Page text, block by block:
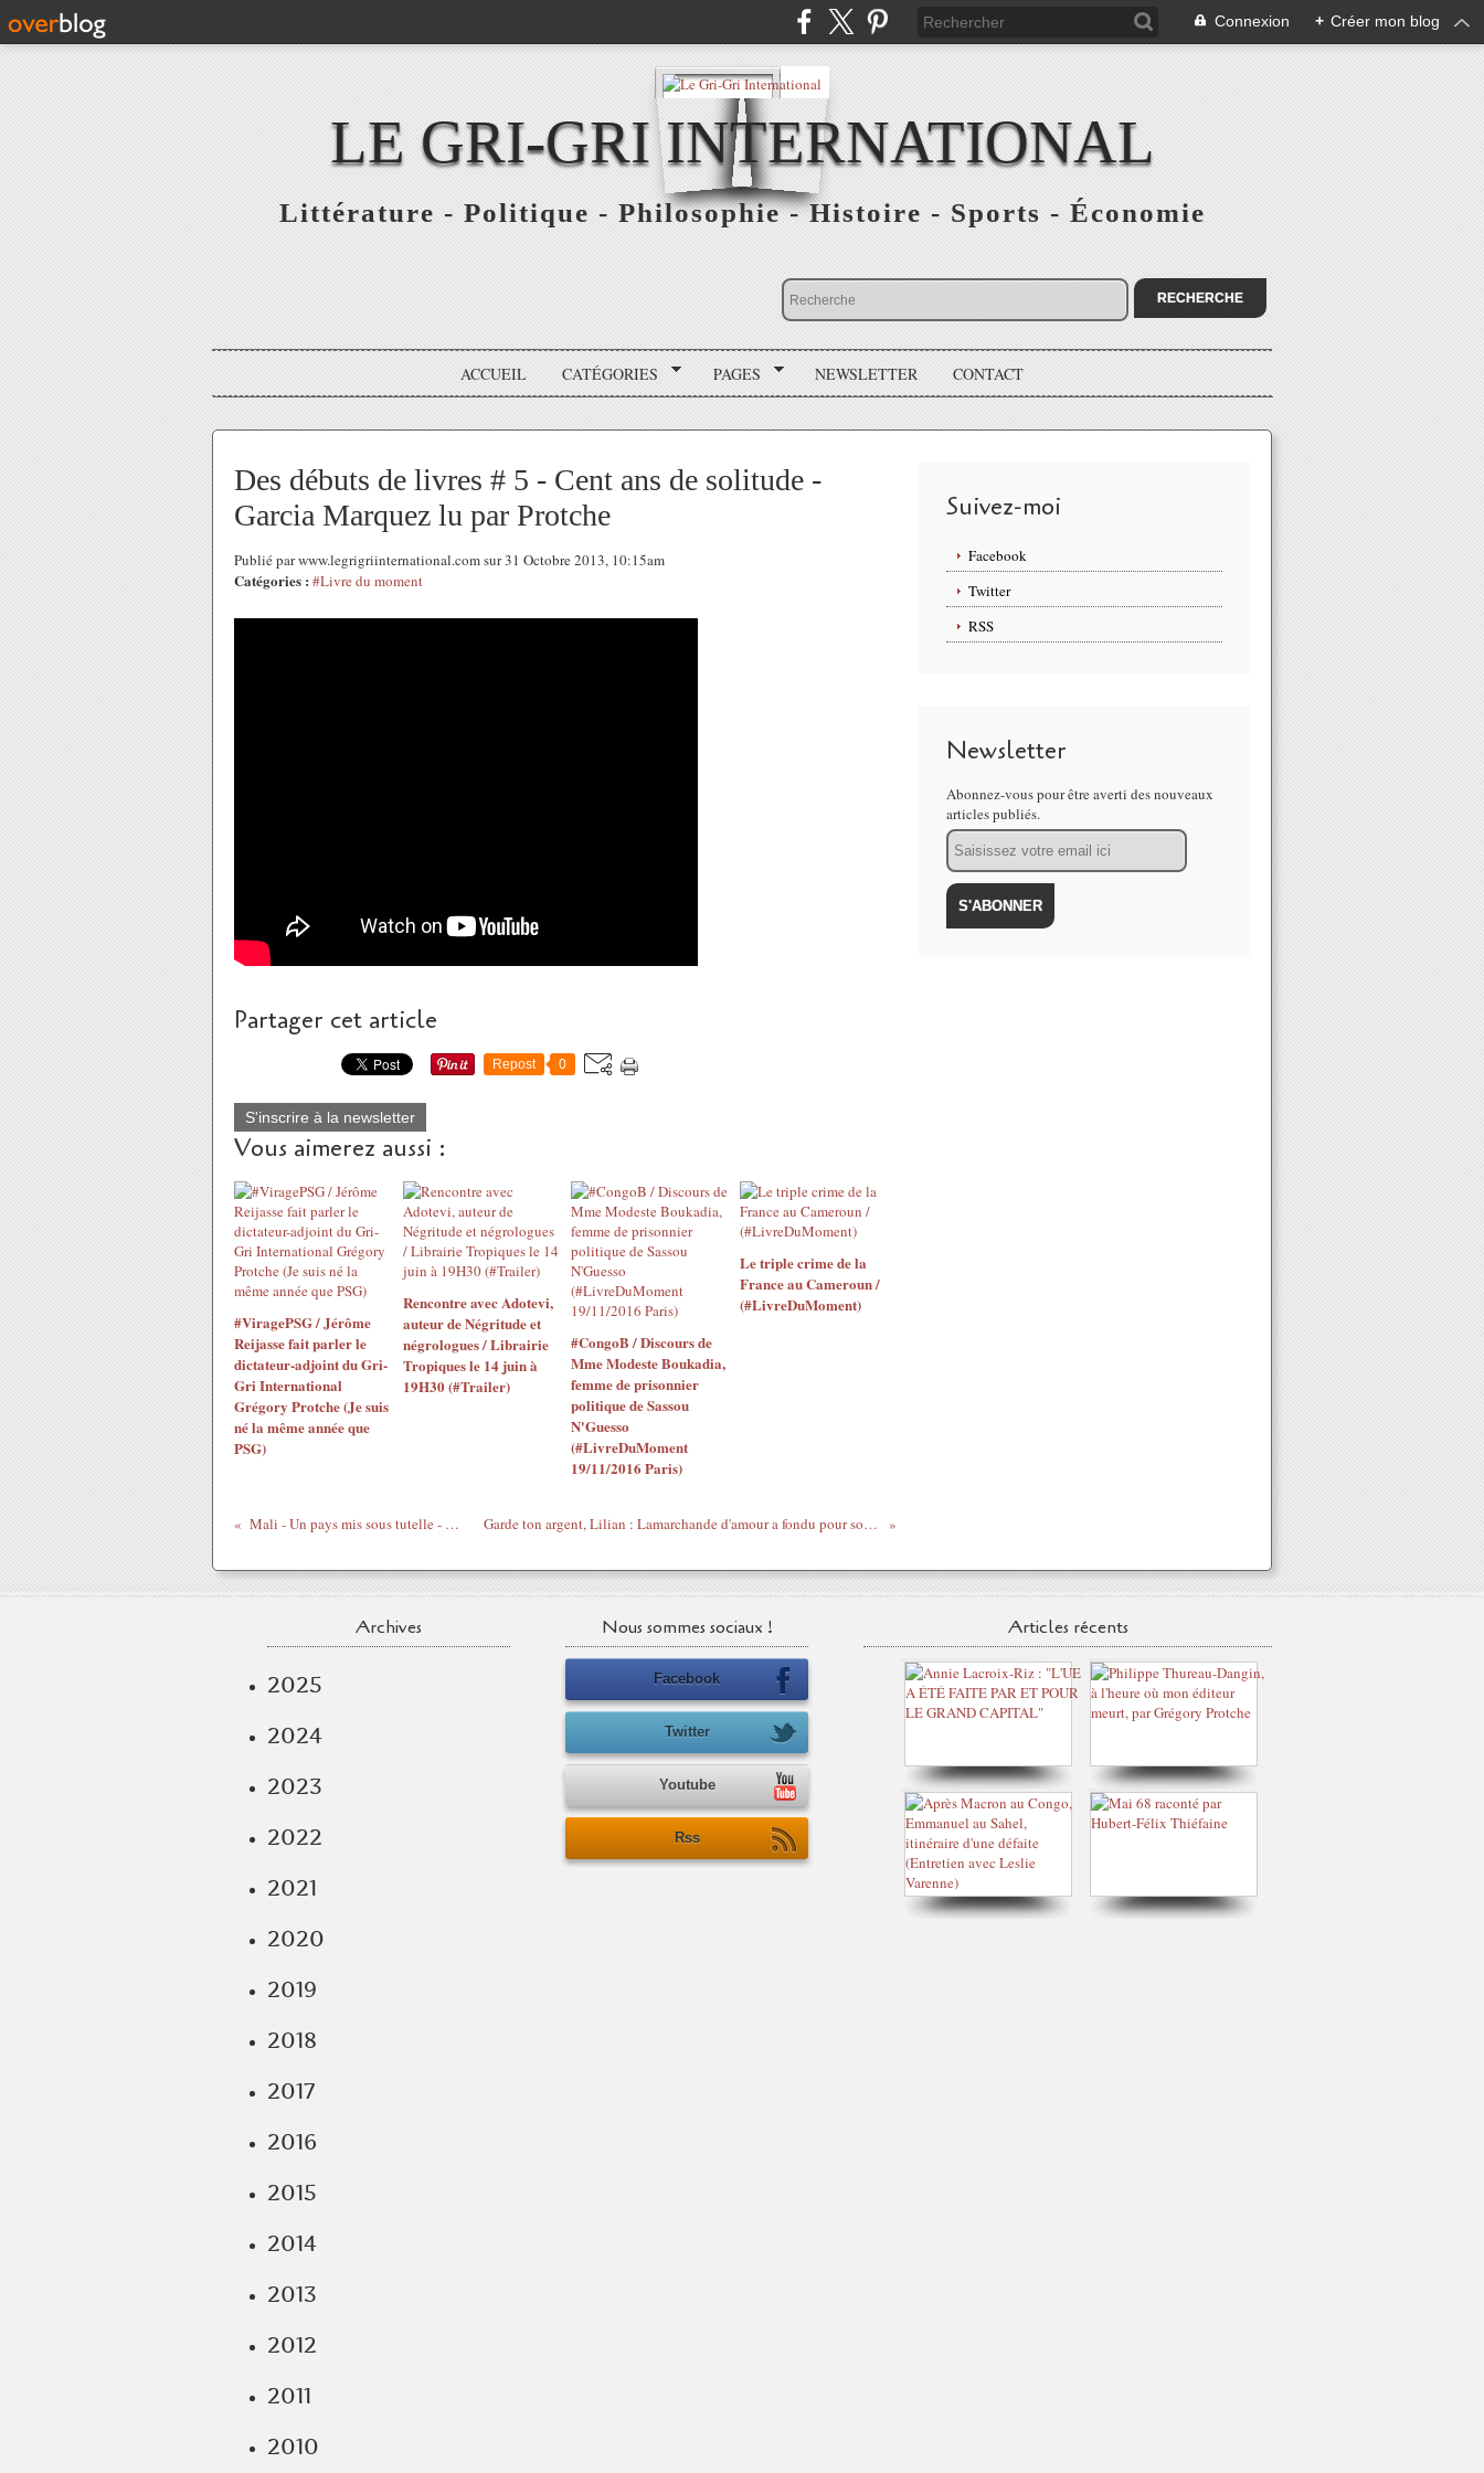
Connexion + Créer mon blog
LE GRI-GRI INTERNATIONAL
Littérature - Politique - Philosophie - Histoire - Sports - Économie
ACCUEIL CATÉGORIES PAGES NEWSLETTER CONTACT
Des débuts de livres # 5 - Cent ans de solitude -
Garcia Marquez lu par Protche
Publié par www.legrigriinternational.com sur 31 Octobre 2013, 10:15am
Catégories : #Livre du moment
Partager cet article
Repost 0
S'inscrire à la newsletter
Vous aimerez aussi :
#ViragePSG / Jérôme
Reijasse fait parler le
dictateur-adjoint du Gri-
Gri International
Grégory Protche (Je suis
né la même année que
PSG)
Rencontre avec Adotevi,
auteur de Négritude et
négrologues / Librairie
Tropiques le 14 juin à
19H30 (#Trailer)
#CongoB / Discours de
Mme Modeste Boukadia,
femme de prisonnier
politique de Sassou
N'Guesso
(#LivreDuMoment
19/11/2016 Paris)
Le triple crime de la
France au Cameroun /
(#LivreDuMoment)
Mali - Un pays mis sous tutelle - Michel Galy Garde ton argent, Lilian : Lamarchande d'amour a fondu pour son prince savoyard
Suivez-moi
Facebook
Twitter
RSS
Newsletter
Abonnez-vous pour être averti des nouveaux
articles publiés.
Email
Archives
2025
2024
2023
2022
2021
2020
2019
2018
2017
2016
2015
2014
2013
2012
2011
2010
Nous sommes sociaux !
Facebook
Twitter
Youtube
Rss
Articles récents